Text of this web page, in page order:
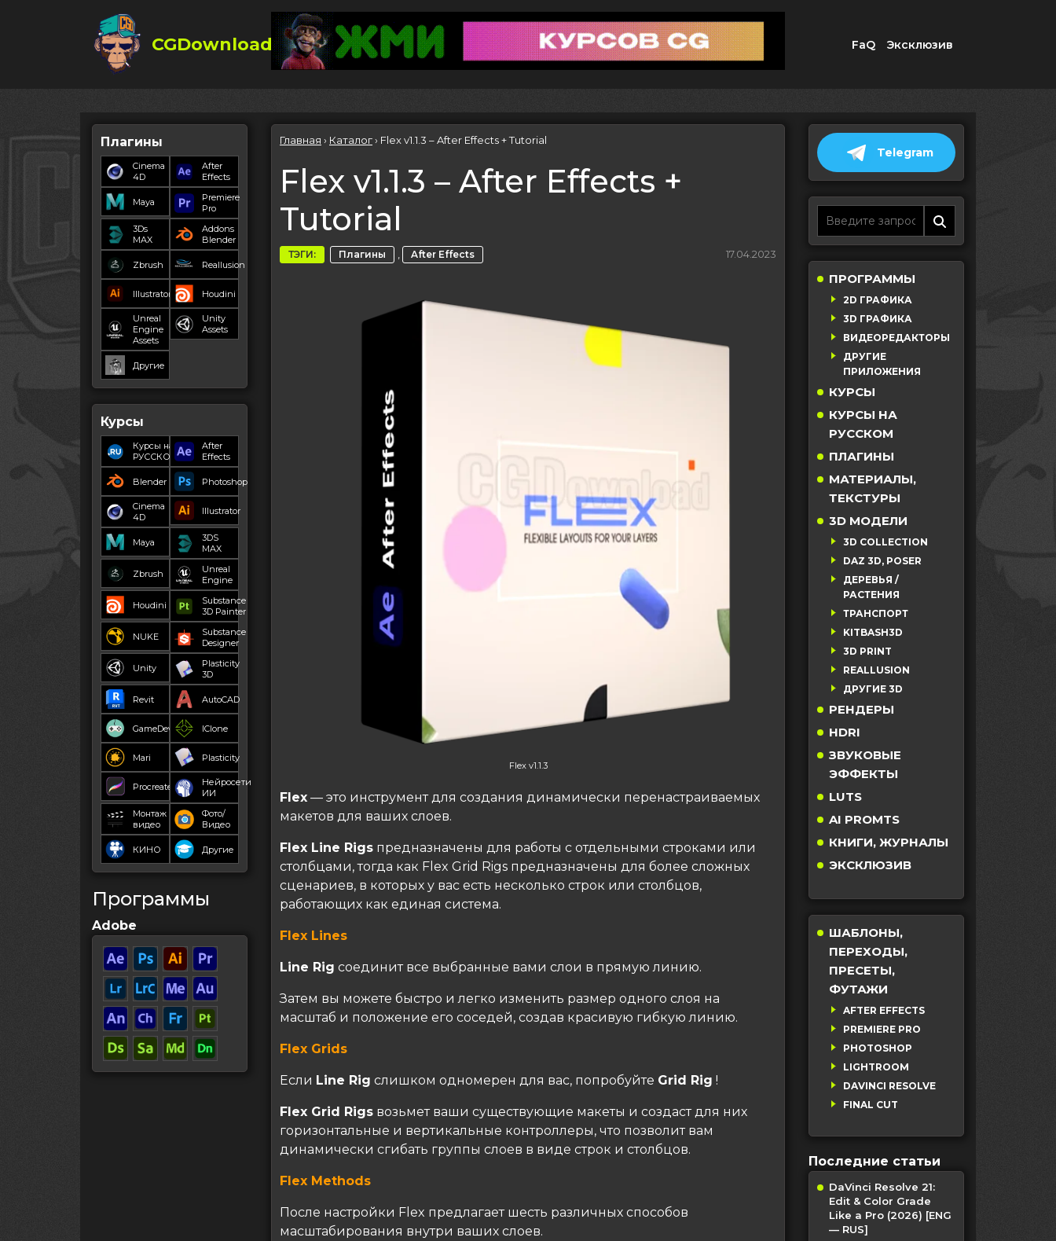
CGDownload FaQ Эксклюзив
Плагины
Cinema
4D
After
Effects
Maya
Premiere
Pro
3Ds
MAX
Addons
Blender
Zbrush Reallusion
Illustrator Houdini
Unreal
Engine
Assets
Unity
Assets
Другие
Курсы
Курсы на
РУССКОМ
After
Effects
Blender Photoshop
Cinema
4D
Illustrator
Maya
3DS
MAX
Zbrush
Unreal
Engine
Houdini
Substance
3D Painter
NUKE
Substance
Designer
Unity
Plasticity
3D
Revit AutoCAD
GameDev IClone
Mari Plasticity
Procreate
Нейросети
ИИ
Монтаж
видео
Фото/
Видео
КИНО Другие
Программы
Adobe
Главная › Каталог› Flex v1.1.3 – After Effects + Tutorial
Flex v1.1.3 – After Effects +
Tutorial
ТЭГИ: Плагины , After Effects 17.04.2023
Flex v1.1.3
Flex — это инструмент для создания динамически перенастраиваемых
макетов для ваших слоев.
Flex Line Rigs предназначены для работы с отдельными строками или
столбцами, тогда как Flex Grid Rigs предназначены для более сложных
сценариев, в которых у вас есть несколько строк или столбцов,
работающих как единая система.
Flex Lines
Line Rig соединит все выбранные вами слои в прямую линию.
Затем вы можете быстро и легко изменить размер одного слоя на
масштаб и положение его соседей, создав красивую гибкую линию.
Flex Grids
Если Line Rig слишком одномерен для вас, попробуйте Grid Rig !
Flex Grid Rigs возьмет ваши существующие макеты и создаст для них
горизонтальные и вертикальные контроллеры, что позволит вам
динамически сгибать группы слоев в виде строк и столбцов.
Flex Methods
После настройки Flex предлагает шесть различных способов
масштабирования внутри ваших слоев.
Telegram
ПРОГРАММЫ
2D ГРАФИКА
3D ГРАФИКА
ВИДЕОРЕДАКТОРЫ
ДРУГИЕ
ПРИЛОЖЕНИЯ
КУРСЫ
КУРСЫ НА
РУССКОМ
ПЛАГИНЫ
МАТЕРИАЛЫ,
ТЕКСТУРЫ
3D МОДЕЛИ
3D COLLECTION
DAZ 3D, POSER
ДЕРЕВЬЯ /
РАСТЕНИЯ
ТРАНСПОРТ
KITBASH3D
3D PRINT
REALLUSION
ДРУГИЕ 3D
РЕНДЕРЫ
HDRI
ЗВУКОВЫЕ
ЭФФЕКТЫ
LUTS
AI PROMTS
КНИГИ, ЖУРНАЛЫ
ЭКСКЛЮЗИВ
ШАБЛОНЫ,
ПЕРЕХОДЫ,
ПРЕСЕТЫ,
ФУТАЖИ
AFTER EFFECTS
PREMIERE PRO
PHOTOSHOP
LIGHTROOM
DAVINCI RESOLVE
FINAL CUT
Последние статьи
DaVinci Resolve 21:
Edit & Color Grade
Like a Pro (2026) [ENG
— RUS]